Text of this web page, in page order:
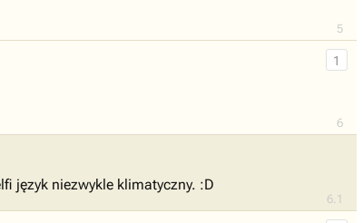
5
6
1
6.1
język niezwykle klimatyczny. :D